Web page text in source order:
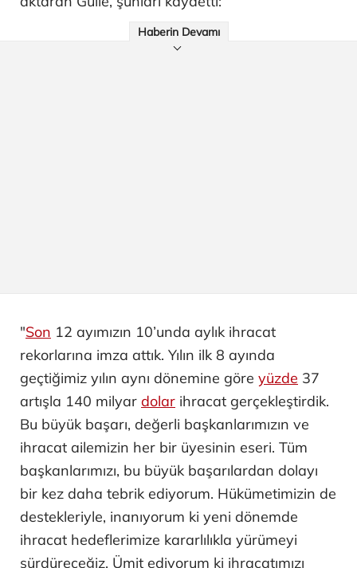
Haberin Devamı
"Son 12 ayımızın 10’unda aylık ihracat
rekorlarına imza attık. Yılın ilk 8 ayında
geçtiğimiz yılın aynı dönemine göre yüzde 37
artışla 140 milyar dolar ihracat gerçekleştirdik.
Bu büyük başarı, değerli başkanlarımızın ve
ihracat ailemizin her bir üyesinin eseri. Tüm
başkanlarımızı, bu büyük başarılardan dolayı
bir kez daha tebrik ediyorum. Hükümetimizin de
destekleriyle, inanıyorum ki yeni dönemde
ihracat hedeflerimize kararlılıkla yürümeyi
sürdüreceğiz. Ümit ediyorum ki ihracatımızı